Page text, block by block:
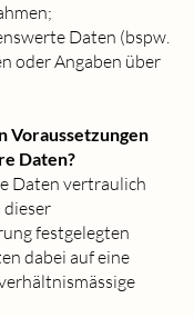
Daten (bspw.
oder Angaben über
Voraussetzungen
Daten?
Daten vertraulich
dieser
festgelegten
dabei auf eine